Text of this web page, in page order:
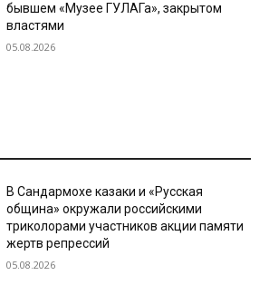
бывшем «Музее ГУЛАГа», закрытом
властями
05.08.2026
В Сандармохе казаки и «Русская
община» окружали российскими
триколорами участников акции памяти
жертв репрессий
05.08.2026